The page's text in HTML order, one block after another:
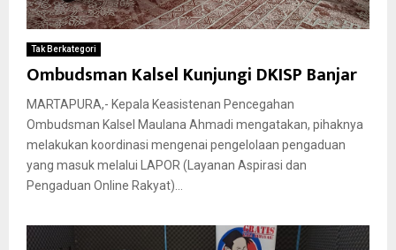
Tak Berkategori
Ombudsman Kalsel Kunjungi DKISP Banjar
MARTAPURA,- Kepala Keasistenan Pencegahan
Ombudsman Kalsel Maulana Ahmadi mengatakan, pihaknya
melakukan koordinasi mengenai pengelolaan pengaduan
yang masuk melalui LAPOR (Layanan Aspirasi dan
Pengaduan Online Rakyat)...